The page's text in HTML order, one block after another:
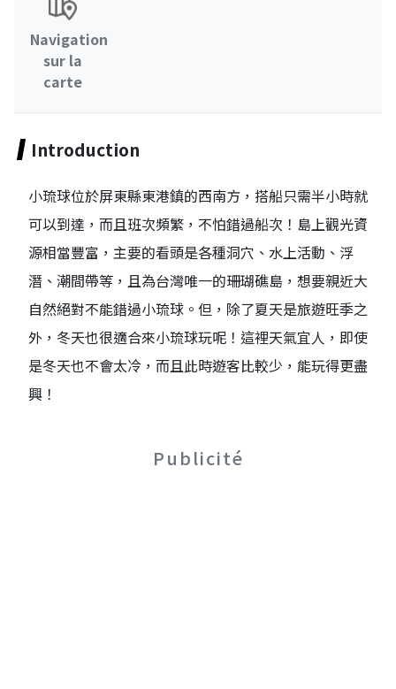
Navigation
sur la
carte
Introduction
小琉球位於屏東縣東港鎮的西南方，搭船只需半小時就
可以到達，而且班次頻繁，不怕錯過船次！島上觀光資
源相當豐富，主要的看頭是各種洞穴、水上活動、浮
潛、潮間帶等，且為台灣唯一的珊瑚礁島，想要親近大
自然絕對不能錯過小琉球。但，除了夏天是旅遊旺季之
外，冬天也很適合來小琉球玩呢！這裡天氣宜人，即使
是冬天也不會太冷，而且此時遊客比較少，能玩得更盡
興！
Publicité